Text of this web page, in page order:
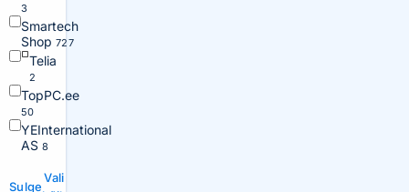
3
Smartech
Shop 727
Telia
2
TopPC.ee
50
YEInternational
AS 8
Sulge
Vali